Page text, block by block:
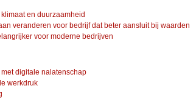
en duurzaamheid
veranderen voor bedrijf dat beter aansluit bij waarden
voor moderne bedrijven
digitale nalatenschap
werkdruk